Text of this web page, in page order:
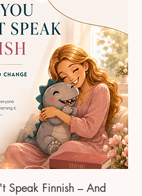
Speak Finnish – And